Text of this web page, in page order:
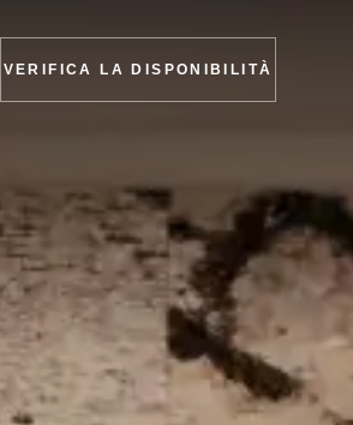
VERIFICA LA DISPONIBILITÀ